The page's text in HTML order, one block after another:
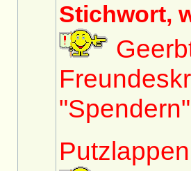
Stichwort,